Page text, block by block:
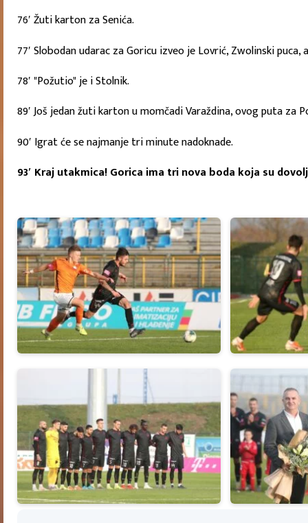
76′ Žuti karton za Senića.
77′ Slobodan udarac za Goricu izveo je Lovrić, Zwolinski
78′ "Požutio" je i Stolnik.
89′ Još jedan žuti karton u momčadi Varaždina, ovog puta za
90′ Igrat će se najmanje tri minute nadoknade.
93′ Kraj utakmica! Gorica ima tri nova boda koja su